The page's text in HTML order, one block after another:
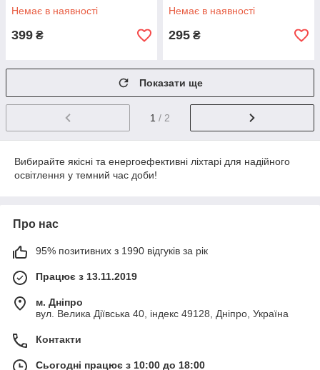
Немає в наявності
399 ₴
Немає в наявності
295 ₴
Показати ще
1 / 2
Вибирайте якісні та енергоефективні ліхтарі для надійного
освітлення у темний час доби!
Про нас
95% позитивних з 1990 відгуків за рік
Працює з 13.11.2019
м. Дніпро
вул. Велика Діївська 40, індекс 49128, Дніпро, Україна
Контакти
Сьогодні працює з 10:00 до 18:00